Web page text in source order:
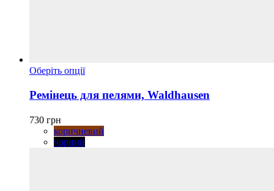
Оберіть опціїЦей
має
кілька
Параметри
можна
вибрати
Ремінець для пелями, Waldhausen
730 грн
коричневий
чорний